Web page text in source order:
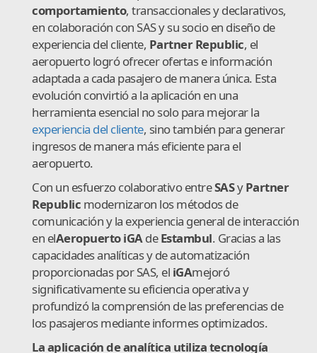
comportamiento, transaccionales y declarativos,
en colaboración con SAS y su socio en diseño de
experiencia del cliente, Partner Republic, el
aeropuerto logró ofrecer ofertas e información
adaptada a cada pasajero de manera única. Esta
evolución convirtió a la aplicación en una
herramienta esencial no solo para mejorar la
experiencia del cliente, sino también para generar
ingresos de manera más eficiente para el
aeropuerto.
Con un esfuerzo colaborativo entreSASyPartner
Republic modernizaron los métodos de
comunicación y la experiencia general de interacción
en elAeropuerto iGAdeEstambul. Gracias a las
capacidades analíticas y de automatización
proporcionadas por SAS, el iGAmejoró
significativamente su eficiencia operativa y
profundizó la comprensión de las preferencias de
los pasajeros mediante informes optimizados.
La aplicación de analítica utiliza tecnología